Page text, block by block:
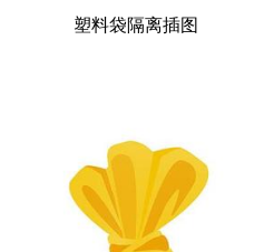
塑料袋隔离插图